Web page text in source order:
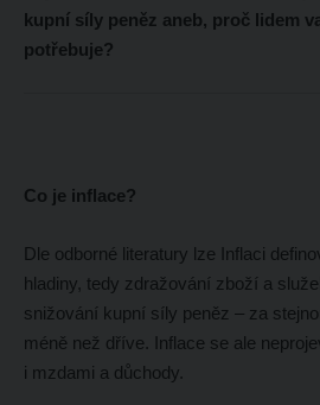
kupní síly peněz aneb, proč lidem
potřebuje?
Co je inflace?
Dle odborné literatury lze Inflaci
hladiny, tedy zdražování zboží a
snižování kupní síly peněz – za
méně než dříve. Inflace se ale
i mzdami a důchody.